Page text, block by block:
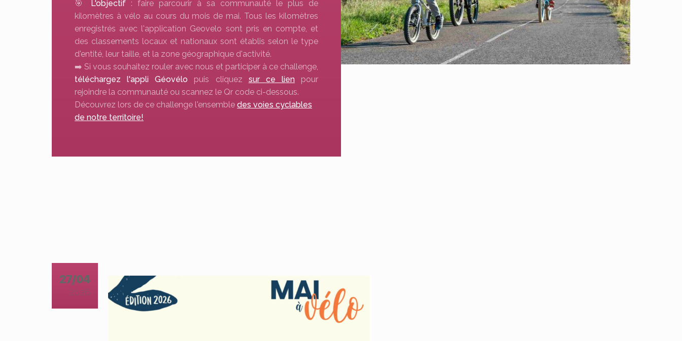
🎯 L'objectif : faire parcourir à sa communauté le plus de
kilomètres à vélo au cours du mois de mai. Tous les kilomètres
enregistrés avec l'application Geovelo sont pris en compte, et
des classements locaux et nationaux sont établis selon le type
d'entité, leur taille, et la zone géographique d'activité.
➡️ Si vous souhaitez rouler avec nous et participer à ce challenge,
téléchargez l'appli Géovélo puis cliquez sur ce lienpour
rejoindre la communauté ou scannez le Qr code ci-dessous.
Découvrez lors de ce challenge l'ensemble des voies cyclables
de notre territoire!
27/04
2026